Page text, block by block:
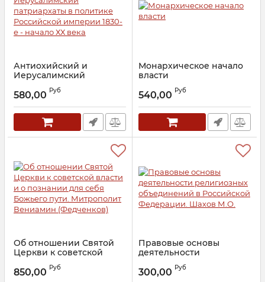
Антиохийский и
Иерусалимский
патриархаты в политике
Российской империи
Артикул: 24421
580,00 Руб
Монархическое начало
власти
22308
540,00 Руб
Об отношении Святой
Церкви к советской
власти и о познании для
себя Божьего пути.
850,00 Руб
Правовые основы
деятельности
религиозных
объединений в
300,00 Руб